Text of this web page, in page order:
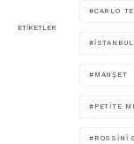
ETIKETLER
CARLO
MANŞET
PETITE
ROSSINI